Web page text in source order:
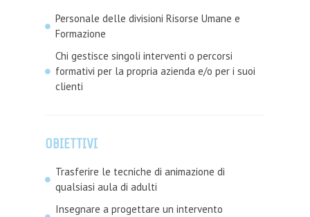
Personale delle divisioni Risorse Umane e
Formazione
Chi gestisce singoli interventi o percorsi
formativi per la propria azienda e/o per i suoi
clienti
OBIETTIVI
Trasferire le tecniche di animazione di
qualsiasi aula di adulti
Insegnare a progettare un intervento